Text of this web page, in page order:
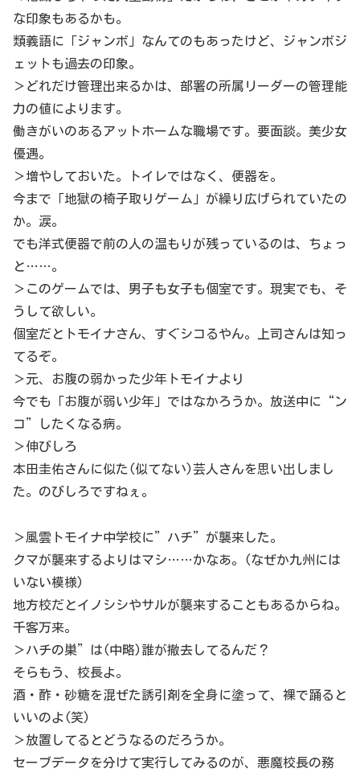
な印象もあるかも。
類義語に「ジャンボ」なんてのもあったけど、ジャンボジ
ェットも過去の印象。
＞どれだけ管理出来るかは、部署の所属リーダーの管理能
力の値によります。
働きがいのあるアットホームな職場です。要面談。美少女
優遇。
＞増やしておいた。トイレではなく、便器を。
今まで「地獄の椅子取りゲーム」が繰り広げられていたの
か。涙。
でも洋式便器で前の人の温もりが残っているのは、ちょっ
と……。
＞このゲームでは、男子も女子も個室です。現実でも、そ
うして欲しい。
個室だとトモイナさん、すぐシコるやん。上司さんは知っ
てるぞ。
＞元、お腹の弱かった少年トモイナより
今でも「お腹が弱い少年」ではなかろうか。放送中に“ン
コ”したくなる病。
＞伸びしろ
本田圭佑さんに似た(似てない)芸人さんを思い出しまし
た。のびしろですねぇ。
＞風雲トモイナ中学校に”ハチ”が襲来した。
クマが襲来するよりはマシ……かなあ。(なぜか九州には
いない模様)
地方校だとイノシシやサルが襲来することもあるからね。
千客万来。
＞ハチの巣”は(中略)誰が撤去してるんだ？
そらもう、校長よ。
酒・酢・砂糖を混ぜた誘引剤を全身に塗って、裸で踊ると
いいのよ(笑)
＞放置してるとどうなるのだろうか。
セーブデータを分けて実行してみるのが、悪魔校長の務